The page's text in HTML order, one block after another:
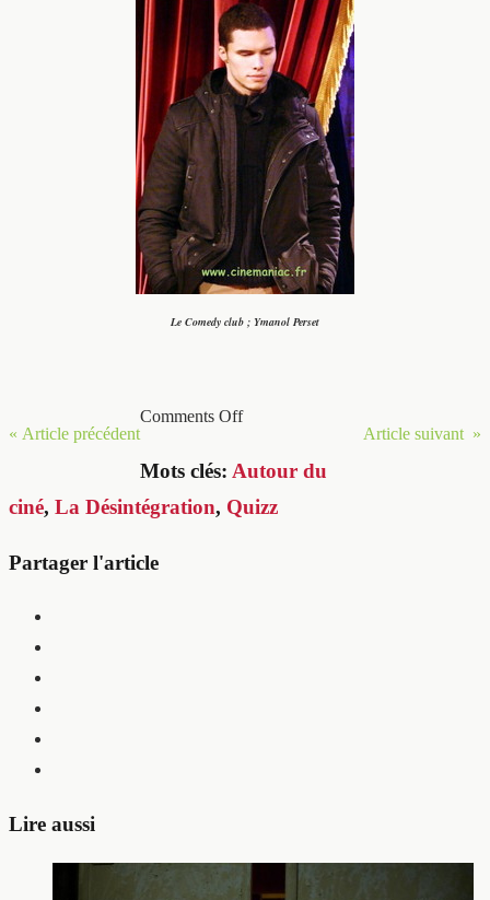
Le Comedy club ; Ymanol Perset
« Article précédent Article suivant »
Comments Off
Mots clés: Autour du
ciné, La Désintégration, Quizz
Partager l'article
Lire aussi